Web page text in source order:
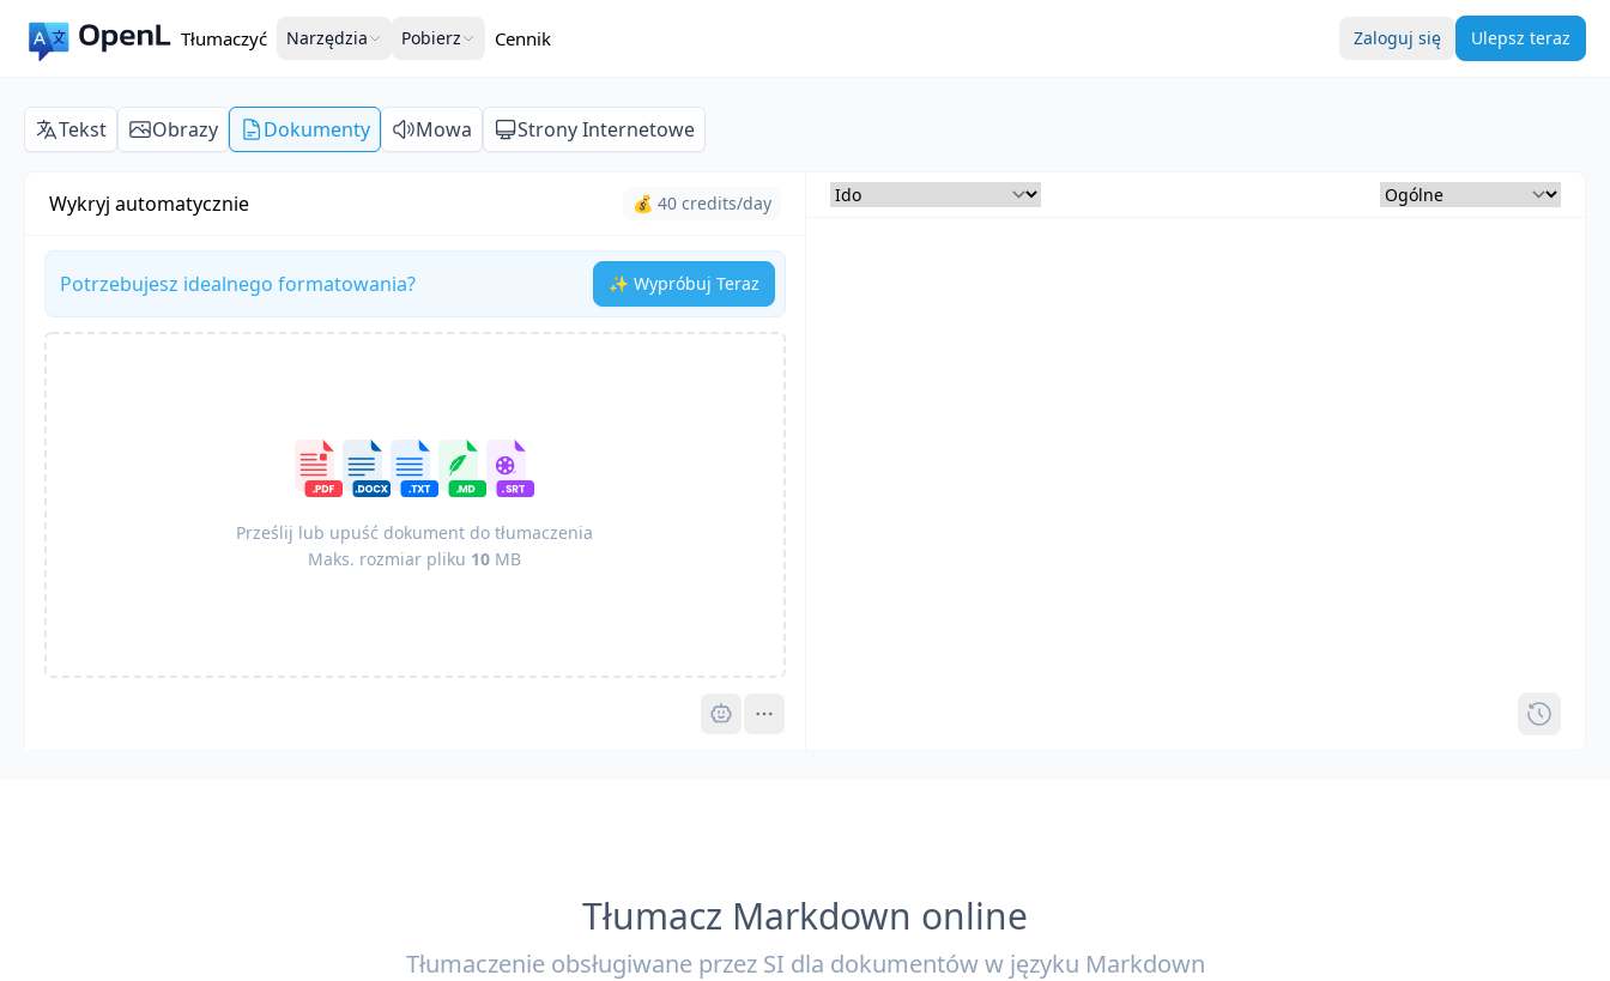
Tłumaczyć Narzędzia Pobierz Cennik Zaloguj się Ulepsz teraz
Tekst Obrazy Dokumenty Mowa Strony Internetowe
Wykryj automatycznie 💰 40 credits/day
Potrzebujesz idealnego formatowania? ✨ Wypróbuj Teraz
Prześlij lub upuść dokument do tłumaczenia
Maks. rozmiar pliku 10 MB
Tłumacz Markdown online
Tłumaczenie obsługiwane przez SI dla dokumentów w języku Markdown